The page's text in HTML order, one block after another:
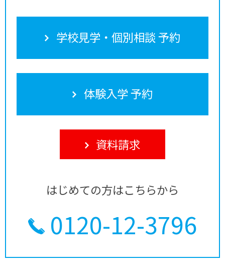
学校見学・個別相談 予約
体験入学 予約
資料請求
はじめての方はこちらから
0120-12-3796